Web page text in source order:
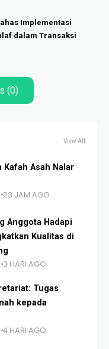
Implementasi
dalam Transaksi
(0)
View All
Kafah Asah Nalar
23 JAM AGO
Anggota Hadapi
Kualitas di
3 HARI AGO
Tugas
kepada
4 HARI AGO